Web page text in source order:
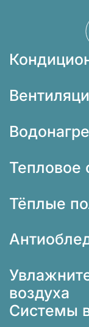
Тепловое
Тёплые
воздуха
Системы